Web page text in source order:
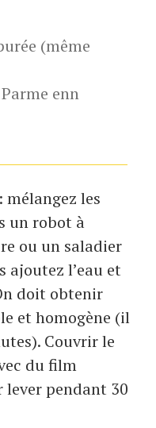
(même
enn
les
un robot à
ou un saladier
ajoutez l’eau et
doit obtenir
et homogène (il
Couvrir le
du film
pendant 30